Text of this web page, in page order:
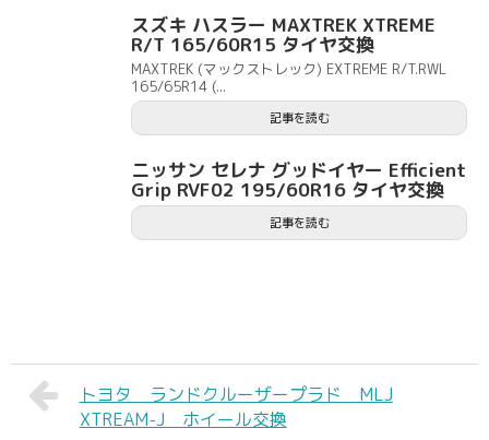
スズキ ハスラー MAXTREK XTREME
R/T 165/60R15 タイヤ交換
MAXTREK (マックストレック) EXTREME R/T.RWL
165/65R14 (...
記事を読む
ニッサン セレナ グッドイヤー Efficient
Grip RVF02 195/60R16 タイヤ交換
記事を読む
トヨタ ランドクルーザープラド MLJ
XTREAM-J ホイール交換